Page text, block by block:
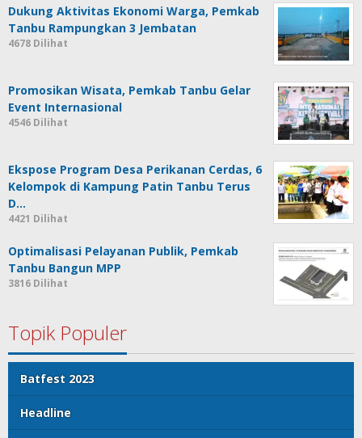
Dukung Aktivitas Ekonomi Warga, Pemkab
Tanbu Rampungkan 3 Jembatan
4678 Dilihat
Promosikan Wisata, Pemkab Tanbu Gelar
Event Internasional
4546 Dilihat
Ekspose Program Desa Perikanan Cerdas, 6
Kelompok di Kampung Patin Tanbu Terus
D…
4421 Dilihat
Optimalisasi Pelayanan Publik, Pemkab
Tanbu Bangun MPP
3816 Dilihat
Topik Populer
Batfest 2023
Headline